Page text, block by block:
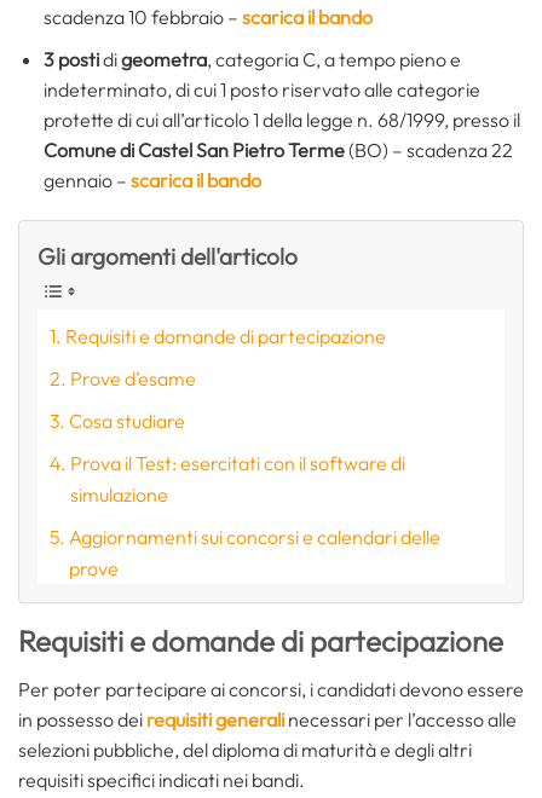
scadenza 10 febbraio – scarica il bando
3 postidigeometra, categoria C, a tempo pieno e
indeterminato, di cui 1 posto riservato alle categorie
protette di cui all’articolo 1 della legge n. 68/1999, presso il
Comune di Castel San Pietro Terme(BO) – scadenza 22
gennaio – scarica il bando
Gli argomenti dell'articolo
Requisiti e domande di partecipazione
Prove d’esame
Cosa studiare
Prova il Test: esercitati con il software di
simulazione
Aggiornamenti sui concorsi e calendari delle
prove
Requisiti e domande di partecipazione
Per poter partecipare ai concorsi, i candidati devono essere
in possesso dei requisiti generali necessari per l’accesso alle
selezioni pubbliche, del diploma di maturità e degli altri
requisiti specifici indicati nei bandi.